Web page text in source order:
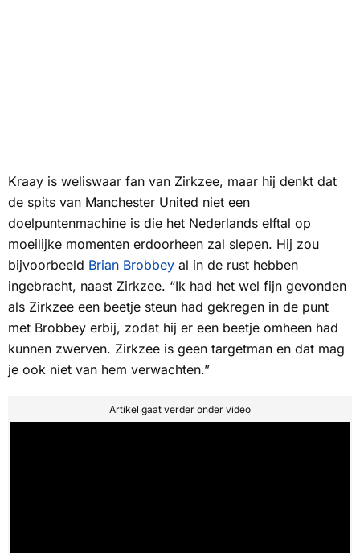
Kraay is weliswaar fan van Zirkzee, maar hij denkt dat
de spits van Manchester United niet een
doelpuntenmachine is die het Nederlands elftal op
moeilijke momenten erdoorheen zal slepen. Hij zou
bijvoorbeeld Brian Brobbey al in de rust hebben
ingebracht, naast Zirkzee. “Ik had het wel fijn gevonden
als Zirkzee een beetje steun had gekregen in de punt
met Brobbey erbij, zodat hij er een beetje omheen had
kunnen zwerven. Zirkzee is geen targetman en dat mag
je ook niet van hem verwachten.”
Artikel gaat verder onder video